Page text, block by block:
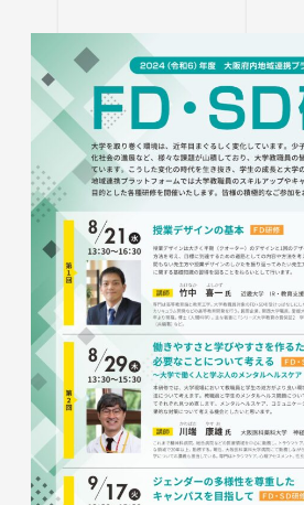
キャンパス・施設紹介
交通アクセス
キャンパスマップ・施設紹介
大学施設の貸出について
大学広報・報道関係
大学広報
報道関係／取材等のお問い合わ
大学院
短期大学部
Webシラバス科目一覧
保健センター
学生相談室
性の多様性についての基本方針
ハラスメントに関する相談
生活支援
スクールバス
駐車場利用
学生寮
アルバイト紹介
落とし物・忘れ物
卒業生紹介
進路状況
卒業生及び就職先アンケー
卒業生の就職支援について
人事採用ご担当の方へ
公正な研究活動の推進
外部研究費（科研費等）
学内研究費
研究倫理審査
社会連携
地域連携・研究推進センター
自治体・企業・団体との連携協
高大連携プログラム
みらい科学教育推進室
留学希望者向け情報
奨学金
海外派遣の安全対策
四天王寺大学後援会
四天王寺大学同窓会
ハルカス大学
ご寄付をお考えの方へ
教職員サイト
学生ポータルサイト
各種証明書の申請
四天王寺大学公式
LINE Instagram YouTube